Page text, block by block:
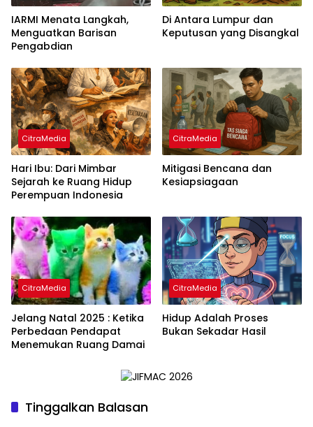
IARMI Menata Langkah,
Menguatkan Barisan
Pengabdian
Di Antara Lumpur dan
Keputusan yang Disangkal
CitraMedia
Hari Ibu: Dari Mimbar
Sejarah ke Ruang Hidup
Perempuan Indonesia
CitraMedia
Mitigasi Bencana dan
Kesiapsiagaan
CitraMedia
Jelang Natal 2025 : Ketika
Perbedaan Pendapat
Menemukan Ruang Damai
CitraMedia
Hidup Adalah Proses
Bukan Sekadar Hasil
Tinggalkan Balasan